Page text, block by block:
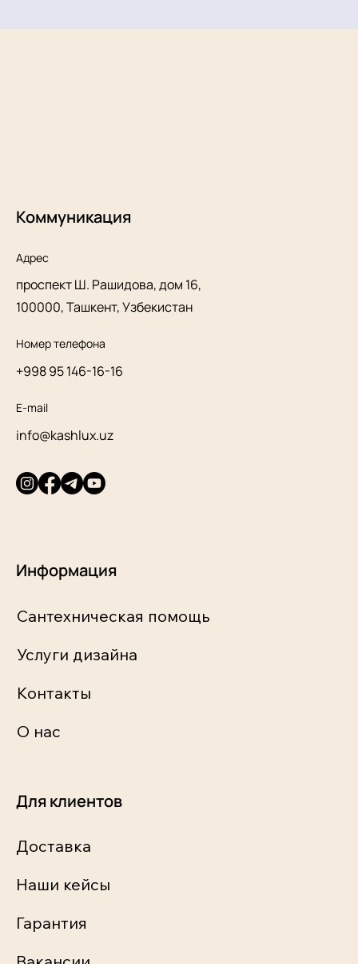
Коммуникация
Адрес
проспект Ш. Рашидова, дом 16,
100000, Ташкент, Узбекистан
Номер телефона
+998 95 146-16-16
E-mail
info@kashlux.uz
Информация
Сантехническая помощь
Услуги дизайна
Контакты
О нас
Для клиентов
Доставка
Наши кейсы
Гарантия